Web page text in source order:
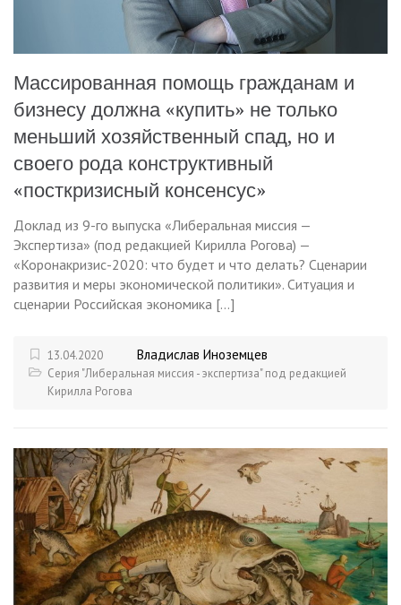
Массированная помощь гражданам и
бизнесу должна «купить» не только
меньший хозяйственный спад, но и
своего рода конструктивный
«посткризисный консенсус»
Доклад из 9-го выпуска «Либеральная миссия —
Экспертиза» (под редакцией Кирилла Рогова) —
«Коронакризис-2020: что будет и что делать? Сценарии
развития и меры экономической политики». Ситуация и
сценарии Российская экономика […]
13.04.2020 Владислав Иноземцев
Серия "Либеральная миссия - экспертиза" под редакцией
Кирилла Рогова